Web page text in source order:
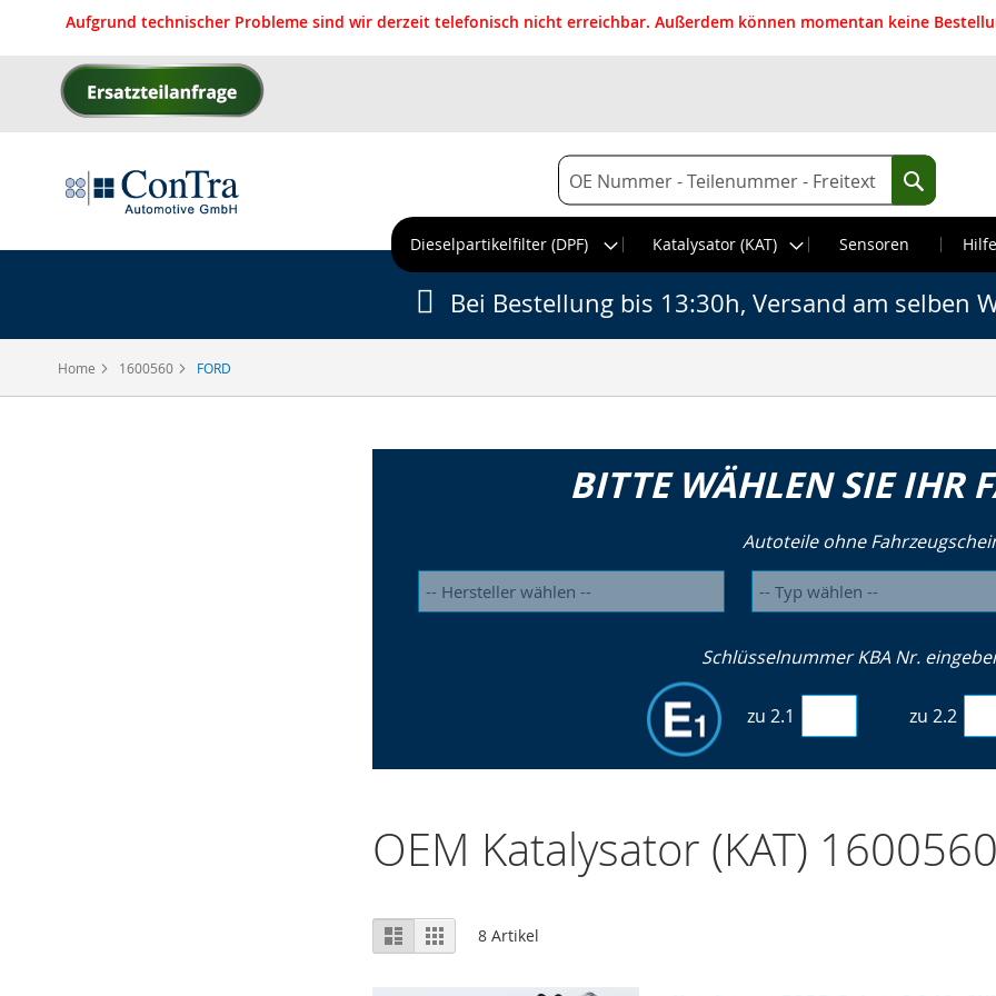
Aufgrund technischer Probleme sind wir derzeit telefonisch nicht erreichbar. Außerdem können momentan keine
Direkt
zum
Suche
Suche
Dieselpartikelfilter (DPF)
Katalysator (KAT) Sensoren
Home 1600560 FORD
Bei Bestellung bis 13:30h, Versand am selben
BITTE WÄHLEN SIE IHR
Autoteile ohne
Schlüsselnummer KBA Nr.
zu 2.1 zu 2.2
OEM Katalysator (KAT)
Ansicht
als
Liste Raster
8 Artikel